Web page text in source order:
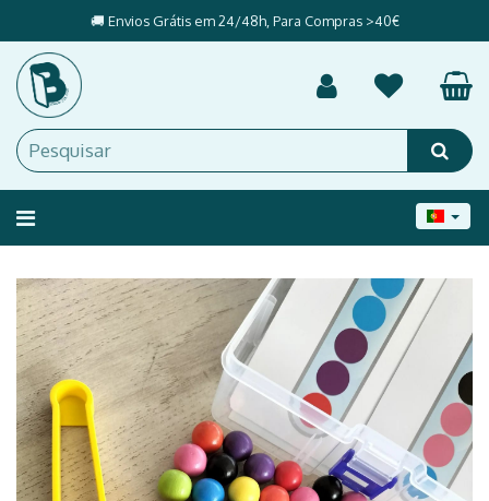
🚚 Envios Grátis em 24/48h, Para Compras >40€
Alternar